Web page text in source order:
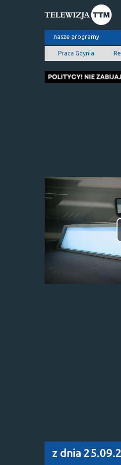
nasze programy
Praca Gdynia
z dnia